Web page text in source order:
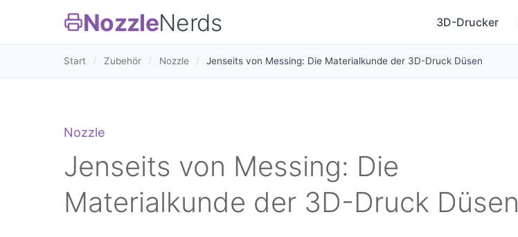
NozzleNerds 3D-Drucker
Start / Zubehör / Nozzle / Jenseits von Messing: Die Materialkunde der 3D-Druck Düsen
Nozzle
Jenseits von Messing: Die
Materialkunde der 3D-Druck Düsen